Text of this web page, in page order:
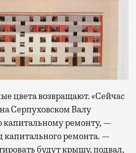
цвета возвращают. «Сейчас
Серпуховском Валу
капитальному ремонту, —
капитального ремонта. —
будут крышу, подвал,